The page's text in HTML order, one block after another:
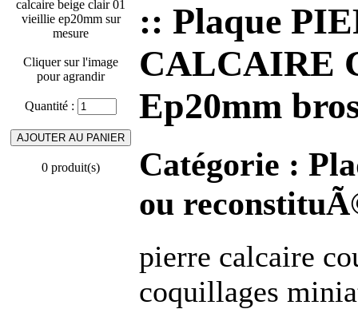
Cliquer sur l'image
pour agrandir
Quantité :
0 produit(s)
:: Plaque
CALCAIRE
Ep20mm
Catégorie :
ou
pierre calcaire
coquillages